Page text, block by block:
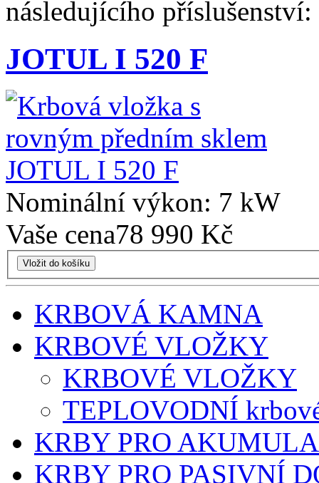
následujícího příslušenství:
JOTUL I 520 F
Nominální výkon: 7 kW
Vaše cena78 990 Kč
Vložit do košíku
KRBOVÁ KAMNA
KRBOVÉ VLOŽKY
KRBOVÉ VLOŽKY
TEPLOVODNÍ
KRBY PRO
KRBY PRO PASIVNÍ